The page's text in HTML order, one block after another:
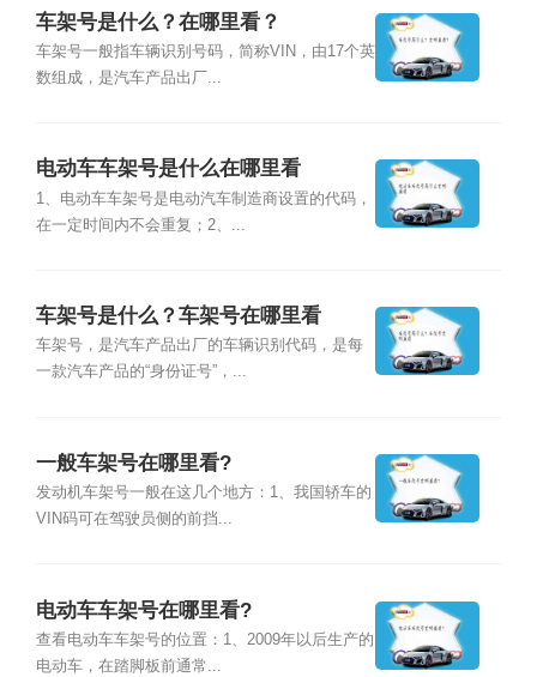
车架号是什么？在哪里看？
车架号一般指车辆识别号码，简称VIN，由17个英
数组成，是汽车产品出厂...
电动车车架号是什么在哪里看
1、电动车车架号是电动汽车制造商设置的代码，
在一定时间内不会重复；2、...
车架号是什么？车架号在哪里看
车架号，是汽车产品出厂的车辆识别代码，是每
一款汽车产品的“身份证号”，...
一般车架号在哪里看?
发动机车架号一般在这几个地方：1、我国轿车的
VIN码可在驾驶员侧的前挡...
电动车车架号在哪里看?
查看电动车车架号的位置：1、2009年以后生产的
电动车，在踏脚板前通常...